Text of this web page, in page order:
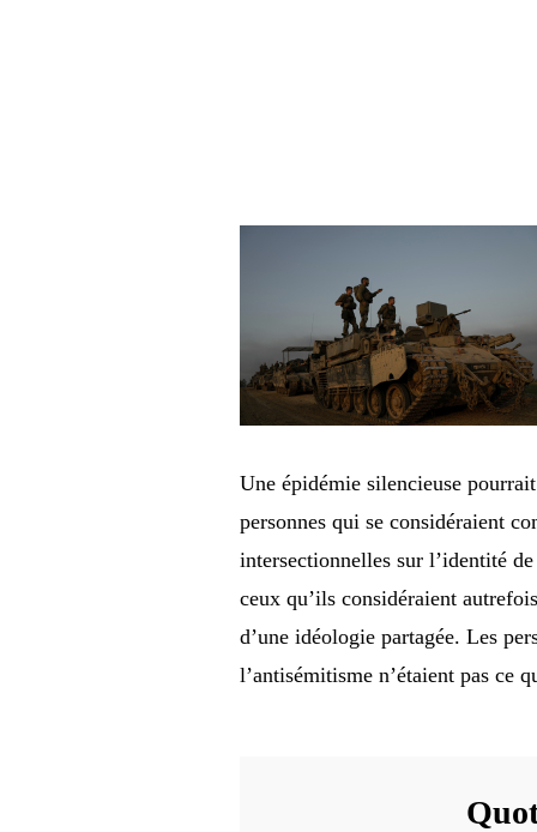
Une épidémie silencieuse
personnes qui se considéraient
intersectionnelles sur l’identité
ceux qu’ils considéraient
d’une idéologie partagée. Les
l’antisémitisme n’étaient pas ce